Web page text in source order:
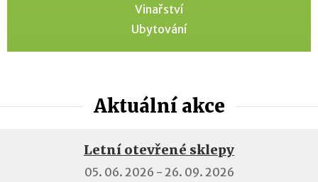
Vinařství
Ubytování
Aktuální akce
Letní otevřené sklepy
05. 06. 2026 - 26. 09. 2026